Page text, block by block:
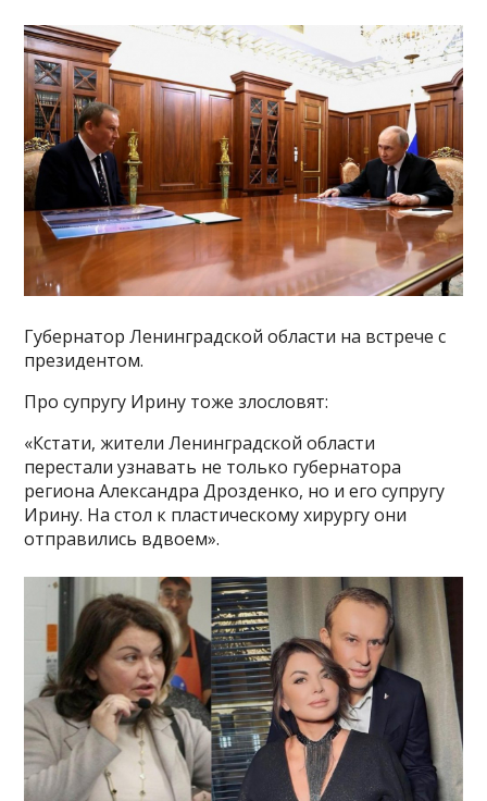
Губернатор Ленинградской области на встрече с
президентом.
Про супругу Ирину тоже злословят:
«Кстати, жители Ленинградской области
перестали узнавать не только губернатора
региона Александра Дрозденко, но и его супругу
Ирину. На стол к пластическому хирургу они
отправились вдвоем».